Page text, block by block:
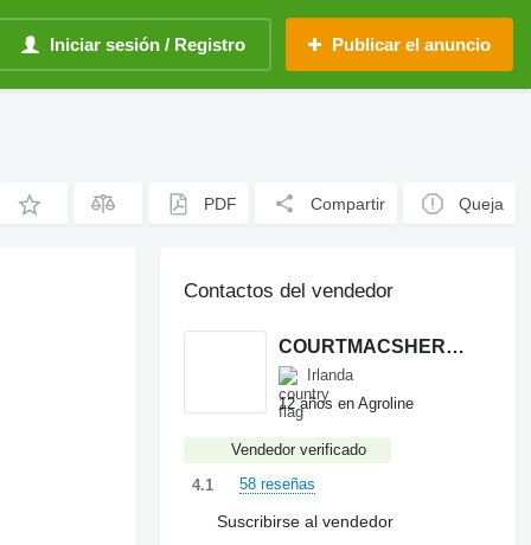
Iniciar sesión / Registro Publicar el anuncio
PDF Compartir Queja
Contactos del vendedor
COURTMACSHERRY MACHINERY LTD
Irlanda
12 años en Agroline
Vendedor verificado
4.1
58 reseñas
Suscribirse al vendedor